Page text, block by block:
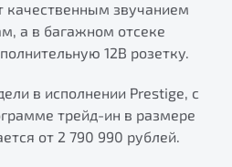
качественным звучанием
а в багажном отсеке
12В розетку.
в исполнении Prestige, с
трейд-ин в размере
от 2 790 990 рублей.